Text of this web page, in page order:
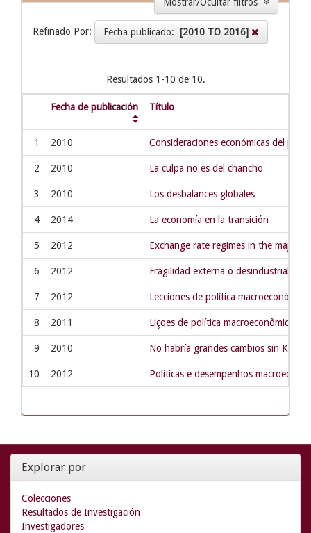
Refinado Por: Fecha publicado: [2010 TO 2016]
Resultados 1-10 de 10.
Fecha de publicación Título
1 2010 Consideraciones económicas del
2 2010 La culpa no es del chancho
3 2010 Los desbalances globales
4 2014 La economía en la transición
5 2012 Exchange rate regimes in the major
6 2012 Fragilidad externa o
7 2012 Lecciones de política
8 2011 Liçoes de política macroeconômica
9 2010 No habría grandes cambios sin
10 2012 Políticas e desempenhos
Explorar por
Colecciones
Resultados de Investigación
Investigadores